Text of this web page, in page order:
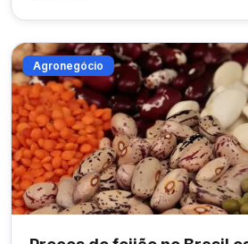
Agronegócio